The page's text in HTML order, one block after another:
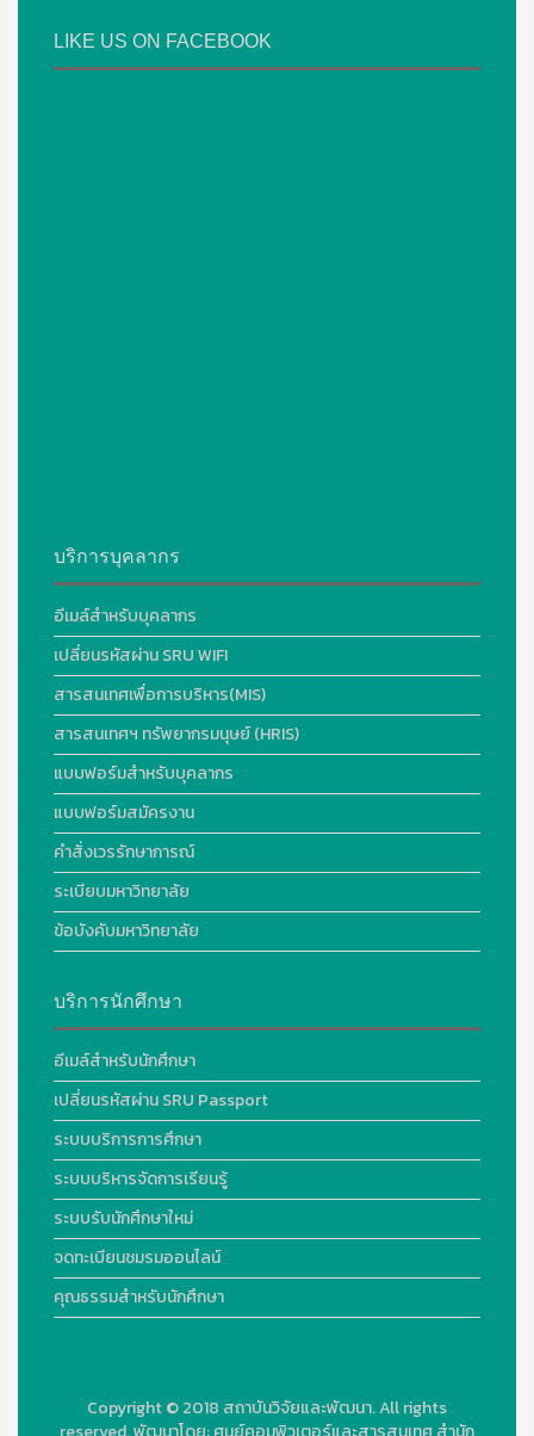
LIKE US ON FACEBOOK
บริการบุคลากร
อีเมล์สำหรับบุคลากร
เปลี่ยนรหัสผ่าน SRU WIFI
สารสนเทศเพื่อการบริหาร(MIS)
สารสนเทศฯ ทรัพยากรมนุษย์ (HRIS)
แบบฟอร์มสำหรับบุคลากร
แบบฟอร์มสมัครงาน
คำสั่งเวรรักษาการณ์
ระเบียบมหาวิทยาลัย
ข้อบังคับมหาวิทยาลัย
บริการนักศึกษา
อีเมล์สำหรับนักศึกษา
เปลี่ยนรหัสผ่าน SRU Passport
ระบบบริการการศึกษา
ระบบบริหารจัดการเรียนรู้
ระบบรับนักศึกษาใหม่
จดทะเบียนชมรมออนไลน์
คุณธรรมสำหรับนักศึกษา
Copyright © 2018 สถาบันวิจัยและพัฒนา. All rights